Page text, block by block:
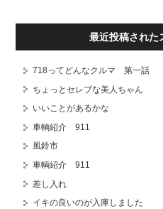
最近投稿された
718ってどんなクルマ 第一話
ちょっとセレブな美人ちゃん
いいことがあるかな
車輌紹介 911
風鈴市
車輌紹介 911
差し入れ
イキの良いのが入庫しました